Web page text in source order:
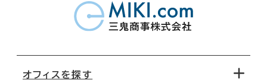
オフィスを探す